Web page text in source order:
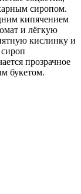
сиропом.
кипячением
и лёгкую
кислинку и
прозрачное
букетом.